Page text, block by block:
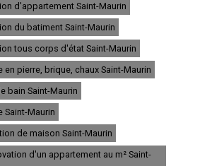
de rénovation immobilière à Nérac
immobilière à Sainte-Livrade-sur-Lot
immobilière à Bon-Encontre
de rénovation immobilière à Boé
rénovation immobilière à Fumel
immobilière à Foulayronnes
immobilière à Casteljaloux
rénovation immobilière à Aiguillon
immobilière à Pont-du-Casse
rénovation immobilière à Pujols
rénovation immobilière à Layrac
de rénovation immobilière à Bias
immobilière à Miramont-de-Guyenne
d'appartement Saint-Maurin
du batiment Saint-Maurin
tous corps d'état Saint-Maurin
pierre, brique, chaux Saint-Maurin
bain Saint-Maurin
Saint-Maurin
de maison Saint-Maurin
d'un appartement au m² Saint-